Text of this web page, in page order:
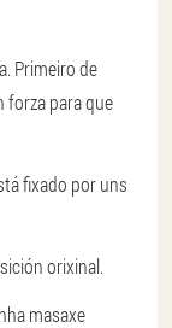
Primeiro de
forza para que
fixado por uns
orixinal.
masaxe